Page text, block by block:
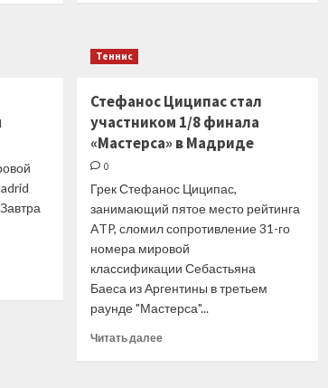
контракт
с «Виннипегом»
Теннис
Стефанос Циципас стал
участником 1/8 финала
«Мастерса» в Мадриде
0
Грек Стефанос Циципас,
занимающий пятое место рейтинга
ATP, сломил сопротивление 31-го
номера мировой
классификации Себастьяна
Баеса из Аргентины в третьем
раунде "Мастерса"...
Читать далееПрочитать